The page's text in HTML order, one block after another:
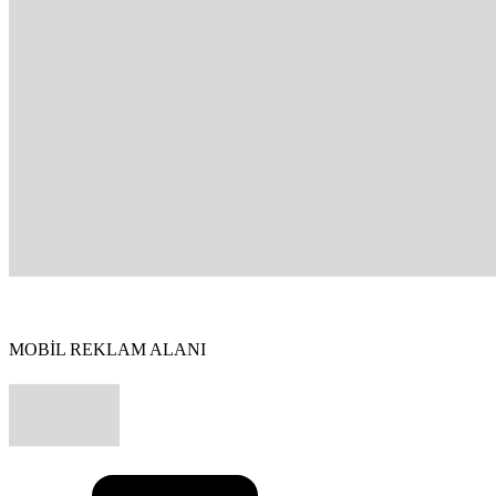
MOBİL REKLAM ALANI